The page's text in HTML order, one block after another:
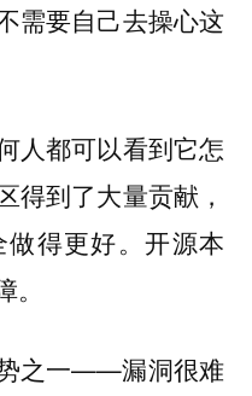
需要自己去操心这
人都可以看到它怎
得到了大量贡献，
得更好。开源本
之一——漏洞很难